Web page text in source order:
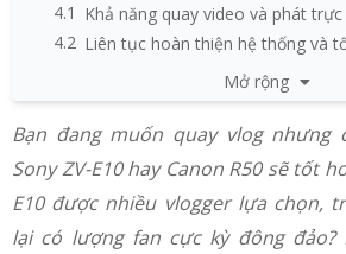
4.1 Khả năng quay video và phát
4.2 Liên tục hoàn thiện hệ thống và
Kính ngắm điện tử (EVF) và khả
hình
4.4 Hỗ trợ ống kính số lượng và đa
4.5 Pin công nghệ và thời lượng
Kết luận: Sony ZV E10 và Canon
phù hợp để quay vlog?
Mở rộng
Bạn đang muốn quay vlog nhưng
Sony ZV-E10 hay Canon R50 sẽ tốt
E10 được nhiều vlogger lựa chọn,
lại có lượng fan cực kỳ đông đảo?